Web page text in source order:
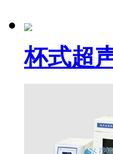
杯式超